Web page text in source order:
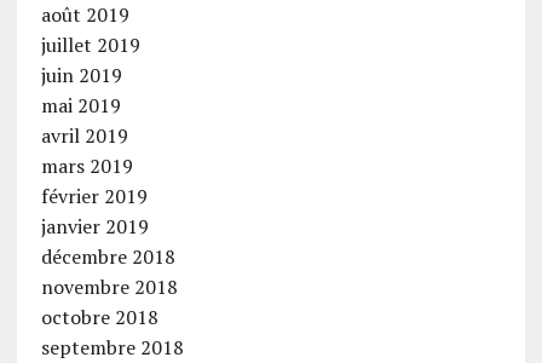
août 2019
juillet 2019
juin 2019
mai 2019
avril 2019
mars 2019
février 2019
janvier 2019
décembre 2018
novembre 2018
octobre 2018
septembre 2018